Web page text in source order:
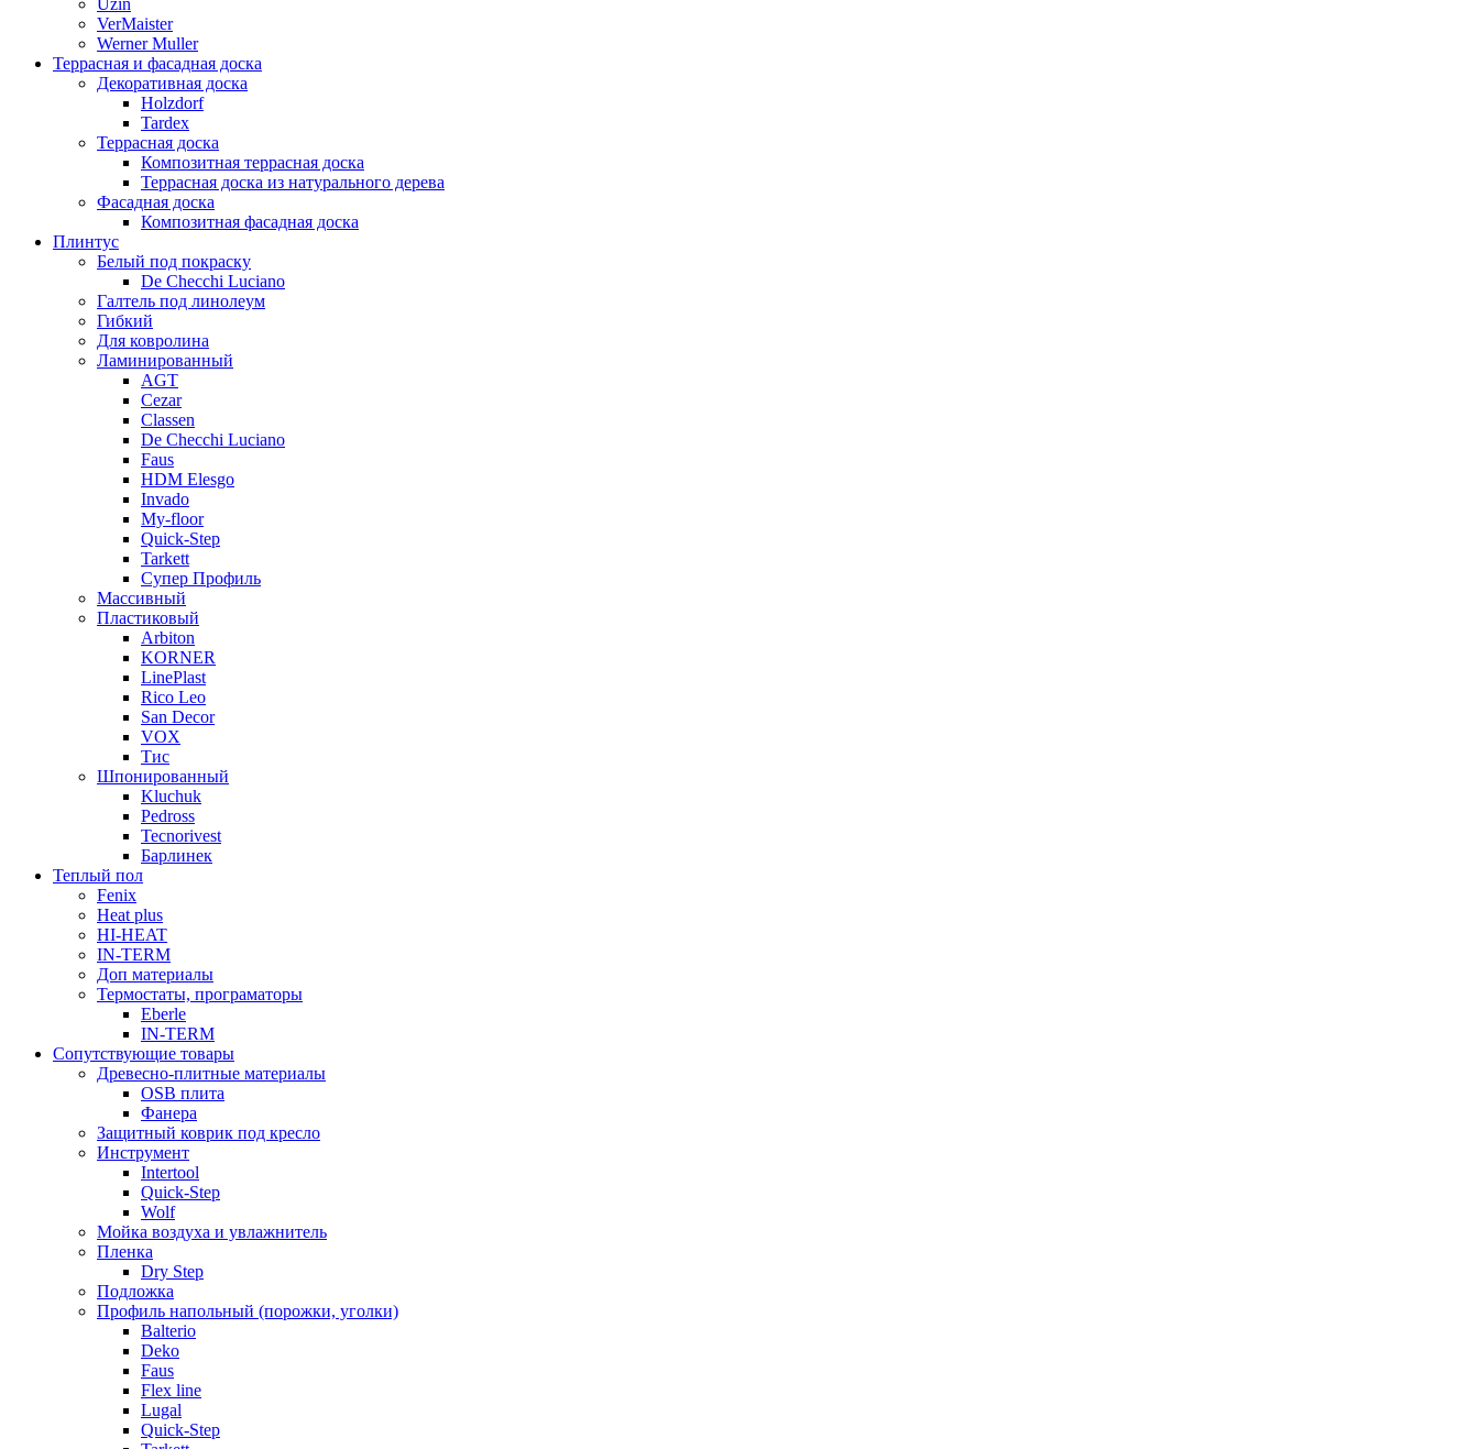
VerMaister
Werner Muller
Террасная и фасадная доска
Декоративная доска
Holzdorf
Tardex
Террасная доска
Композитная террасная доска
Террасная доска из натурального дерева
Фасадная доска
Композитная фасадная доска
Плинтус
Белый под покраску
De Checchi Luciano
Галтель под линолеум
Гибкий
Для ковролина
Ламинированный
AGT
Cezar
Classen
De Checchi Luciano
Faus
HDM Elesgo
Invado
My-floor
Quick-Step
Tarkett
Супер Профиль
Массивный
Пластиковый
Arbiton
KORNER
LinePlast
Rico Leo
San Decor
VOX
Тис
Шпонированный
Kluchuk
Pedross
Tecnorivest
Барлинек
Теплый пол
Fenix
Heat plus
HI-HEAT
IN-TERM
Доп материалы
Термостаты, програматоры
Eberle
IN-TERM
Сопутствующие товары
Древесно-плитные материалы
OSB плита
Фанера
Защитный коврик под кресло
Инструмент
Intertool
Quick-Step
Wolf
Мойка воздуха и увлажнитель
Пленка
Dry Step
Подложка
Профиль напольный (порожки, уголки)
Balterio
Deko
Faus
Flex line
Lugal
Quick-Step